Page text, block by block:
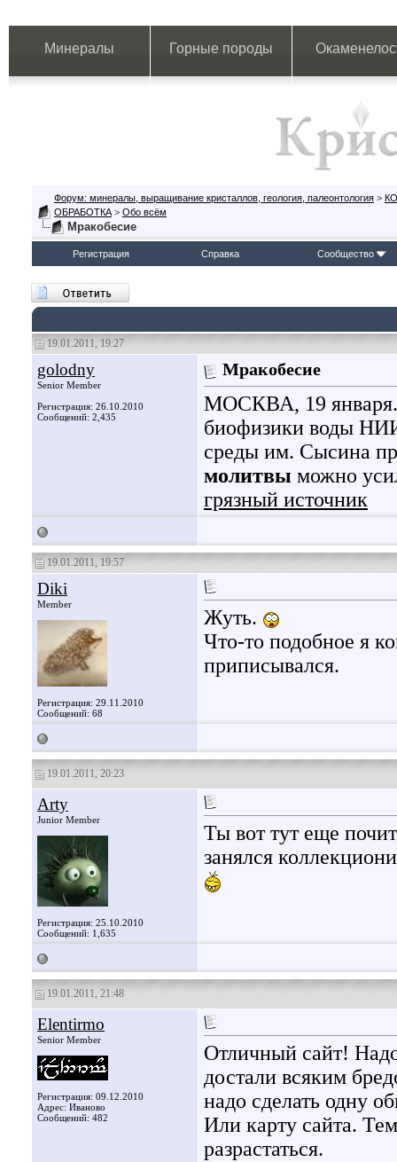
Минералы Горные породы
Форум: минералы, выращивание кристаллов, геология, палеонтология >
ОБРАБОТКА > Обо всём
Мракобесие
Регистрация Справка Сообщество
19.01.2011, 19:27
golodny
Senior Member
Регистрация: 26.10.2010
Сообщений: 2,435
Мракобесие
МОСКВА, 19 января.
биофизики воды
среды им. Сысина
молитвы можно
грязный источник
19.01.2011, 19:57
Diki
Member
Регистрация: 29.11.2010
Сообщений: 68
Жуть.
Что-то подобное я
приписывался.
19.01.2011, 20:23
Arty
Junior Member
Регистрация: 25.10.2010
Сообщений: 1,635
Ты вот тут еще
занялся
19.01.2011, 21:48
Elentirmo
Senior Member
Регистрация: 09.12.2010
Адрес: Иваново
Сообщений: 482
Отличный сайт!
достали всяким
надо сделать одну
Или карту сайта.
разрастаться.